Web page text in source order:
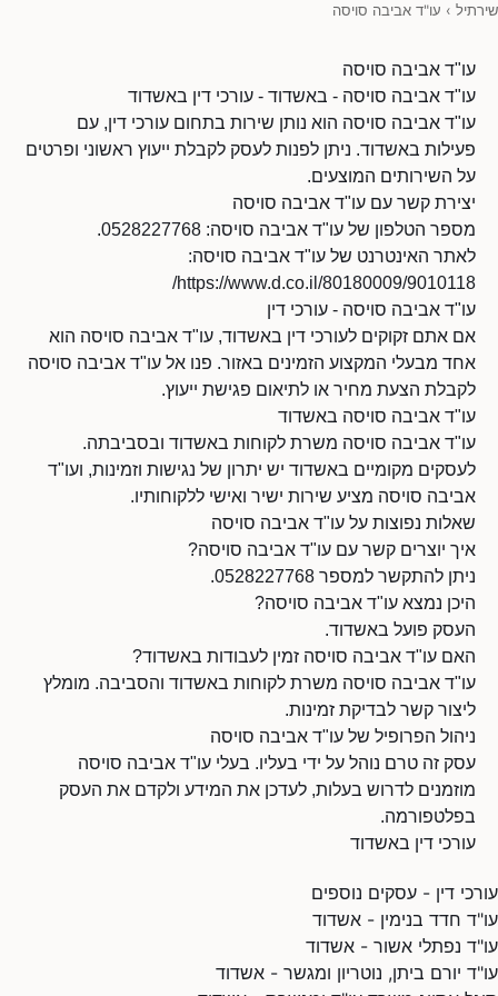
שירתיל › עו"ד אביבה סויסה
עו"ד אביבה סויסה
עו"ד אביבה סויסה - באשדוד - עורכי דין באשדוד
עו"ד אביבה סויסה הוא נותן שירות בתחום עורכי דין, עם
פעילות באשדוד. ניתן לפנות לעסק לקבלת ייעוץ ראשוני ופרטים
על השירותים המוצעים.
יצירת קשר עם עו"ד אביבה סויסה
מספר הטלפון של עו"ד אביבה סויסה: 0528227768.
לאתר האינטרנט של עו"ד אביבה סויסה:
https://www.d.co.il/80180009/9010118/
עו"ד אביבה סויסה - עורכי דין
אם אתם זקוקים לעורכי דין באשדוד, עו"ד אביבה סויסה הוא
אחד מבעלי המקצוע הזמינים באזור. פנו אל עו"ד אביבה סויסה
לקבלת הצעת מחיר או לתיאום פגישת ייעוץ.
עו"ד אביבה סויסה באשדוד
עו"ד אביבה סויסה משרת לקוחות באשדוד ובסביבתה.
לעסקים מקומיים באשדוד יש יתרון של נגישות וזמינות, ועו"ד
אביבה סויסה מציע שירות ישיר ואישי ללקוחותיו.
שאלות נפוצות על עו"ד אביבה סויסה
איך יוצרים קשר עם עו"ד אביבה סויסה?
ניתן להתקשר למספר 0528227768.
היכן נמצא עו"ד אביבה סויסה?
העסק פועל באשדוד.
האם עו"ד אביבה סויסה זמין לעבודות באשדוד?
עו"ד אביבה סויסה משרת לקוחות באשדוד והסביבה. מומלץ
ליצור קשר לבדיקת זמינות.
ניהול הפרופיל של עו"ד אביבה סויסה
עסק זה טרם נוהל על ידי בעליו. בעלי עו"ד אביבה סויסה
מוזמנים לדרוש בעלות, לעדכן את המידע ולקדם את העסק
בפלטפורמה.
עורכי דין באשדוד
עורכי דין - עסקים נוספים
עו"ד חדד בנימין - אשדוד
עו"ד נפתלי אשור - אשדוד
עו"ד יורם ביתן, נוטריון ומגשר - אשדוד